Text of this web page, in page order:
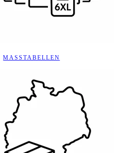
MASSTABELLEN